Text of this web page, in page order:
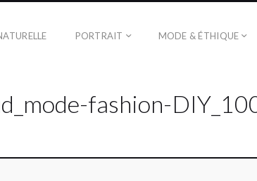
PORTRAIT MODE & ÉTHIQUE
fashion-